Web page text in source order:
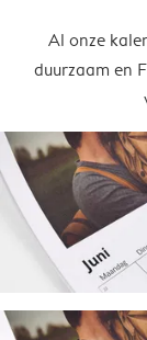
Al onze
duurzaam en